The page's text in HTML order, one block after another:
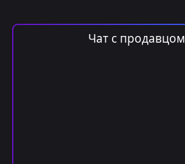
Чат с продавцом